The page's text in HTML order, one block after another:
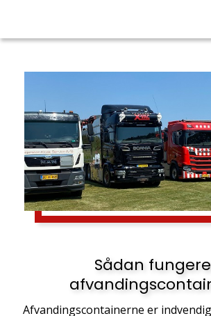
Sådan
Afvandingscontainerne er